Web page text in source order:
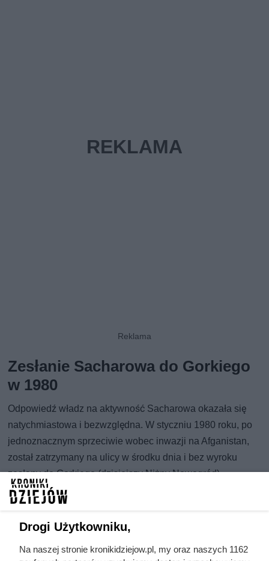
Zesłanie Sacharowa do Gorkiego
w 1980
Odpowiedź władz na aktywność Sacharowa okazała się
natychmiastowa i bezwzględna. W styczniu 1980 roku, po
jednoznacznym sprzeciwie wobec inwazji na Afganistan,
został zatrzymany na ulicy w środku dnia i bez wyroku
zesłany do Gorkiego (dzisiejszy Niżny Nowogród).
Towarzyszyła mu lojalna żona, Jelena Bonner.
Równocześnie odebrano mu wszystkie tytuły, odznaczenia
i ordery, które wcześniej z dumą przyjmował z rąk
odcięty od telefonu, znajomych i materiałów potrzebnych do
Drogi Użytkowniku,
Na naszej stronie kronikidziejow.pl, my oraz naszych 1162